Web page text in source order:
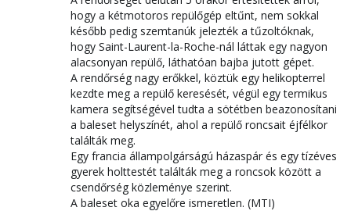
hogy a kétmotoros repülőgép eltűnt, nem sokkal
később pedig szemtanúk jelezték a tűzoltóknak,
hogy Saint-Laurent-la-Roche-nál láttak egy nagyon
alacsonyan repülő, láthatóan bajba jutott gépet.
A rendőrség nagy erőkkel, köztük egy helikopterrel
kezdte meg a repülő keresését, végül egy termikus
kamera segítségével tudta a sötétben beazonosítani
a baleset helyszínét, ahol a repülő roncsait éjfélkor
találták meg.
Egy francia állampolgárságú házaspár és egy tízéves
gyerek holttestét találták meg a roncsok között a
csendőrség közleménye szerint.
A baleset oka egyelőre ismeretlen. (MTI)